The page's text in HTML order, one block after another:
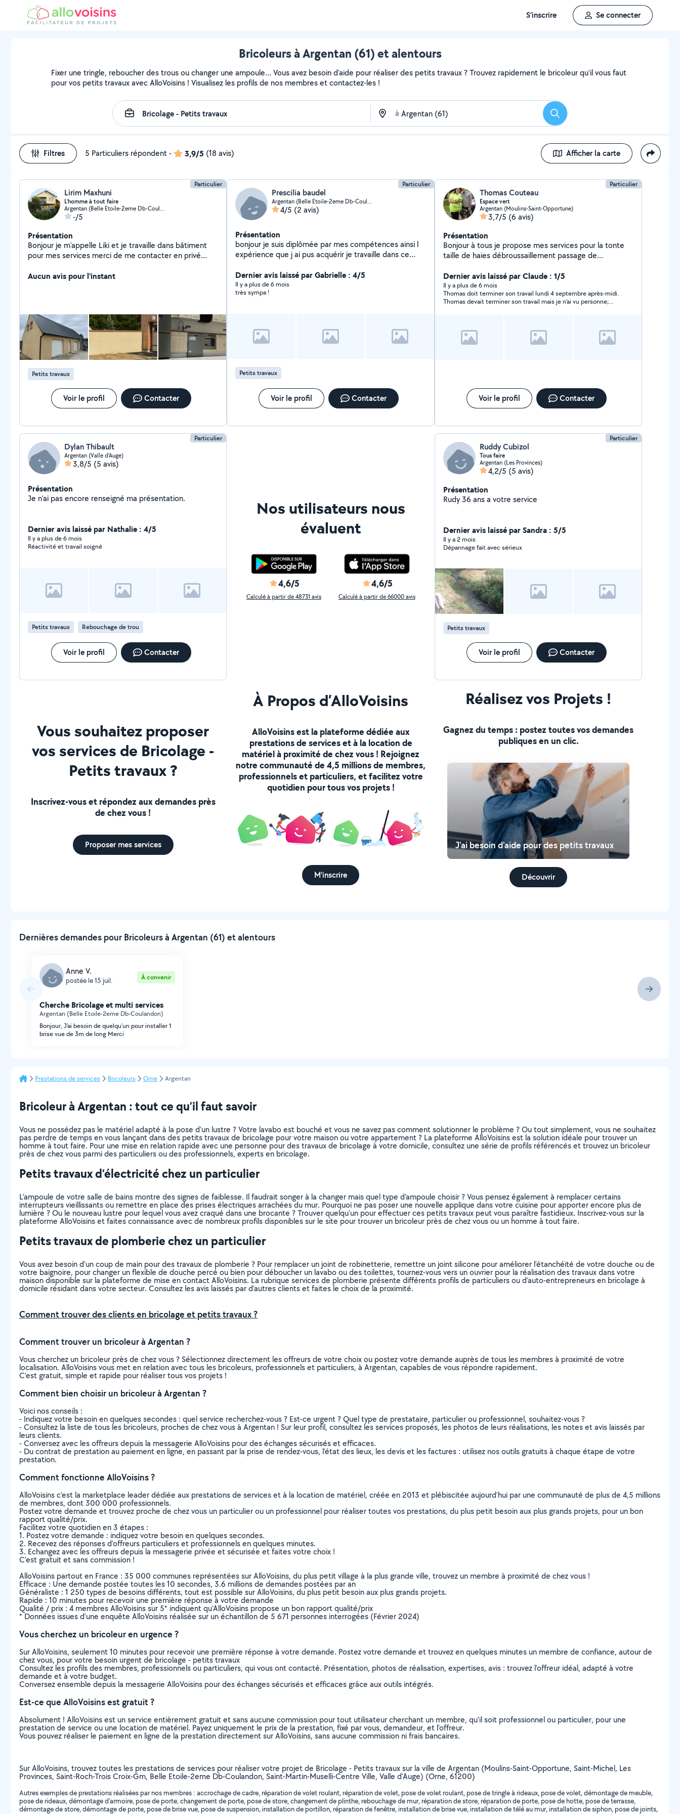
S'inscrire Se connecter
Bricoleurs à Argentan (61) et alentours
Fixer une tringle, reboucher des trous ou changer une ampoule… Vous avez besoin d'aide pour réaliser des petits travaux ? Trouvez rapidement le bricoleur qu'il vous faut
pour vos petits travaux avec AlloVoisins ! Visualisez les profils de nos membres et contactez-les !
à Rechercher
Filtres 5 Particuliers répondent- 3,9/5 (18 avis) Afficher la carte
Particulier
Lirim Maxhuni
L’homme à tout faire
Argentan (Belle Etoile-2eme Db-Coulandon)
-/5
Présentation
Bonjour je m'appelle Liki et je travaille dans bâtiment
pour mes services merci de me contacter en privé
Aucun avis pour l'instant
Petits travaux
Voir le profil Contacter
Particulier
Prescilia baudel
Argentan (Belle Etoile-2eme Db-Coulandon)
4/5 (2 avis)
Présentation
bonjour je suis diplômée par mes compétences ainsi l
expérience que j ai pus acquérir je travaille dans ce
menuiserie également plaquiste je travaille depuis 5
ans dans l entreprise poseur de fenêtre véranda
poseur de porte de garage etc.. je suis perfectionniste
Dernier avis laissé par Gabrielle : 4/5
Il y a plus de 6 mois
très sympa !
Petits travaux
Voir le profil Contacter
Particulier
Thomas Couteau
Espace vert
Argentan (Moulins-Saint-Opportune)
3,7/5 (6 avis)
Présentation
Bonjour à tous je propose mes services pour la tonte
taille de haies débroussaillement passage de
d'information contacter.
Dernier avis laissé par Claude : 1/5
Il y a plus de 6 mois
Thomas doit terminer son travail lundi 4 septembre après-midi.
Thomas devait terminer son travail mais je n'ai vu personne;
Voir le profil Contacter
Particulier
Dylan Thibault
Argentan (Valle d'Auge)
3,8/5 (5 avis)
Présentation
Je n'ai pas encore renseigné ma présentation.
Dernier avis laissé par Nathalie : 4/5
Il y a plus de 6 mois
Réactivité et travail soigné
Petits travaux Rebouchage de trou
Voir le profil Contacter
Nos utilisateurs nous
évaluent
4,6/5
Calculé à partir de 48731 avis
4,6/5
Calculé à partir de 66000 avis
Particulier
Ruddy Cubizol
Tous faire
Argentan (Les Provinces)
4,2/5 (5 avis)
Présentation
Rudy 36 ans a votre service
Dernier avis laissé par Sandra : 5/5
Il y a 2 mois
Dépannage fait avec sérieux
Petits travaux
Voir le profil Contacter
Vous souhaitez proposer
vos services de Bricolage -
Petits travaux ?
Inscrivez-vous et répondez aux demandes près
de chez vous !
Proposer mes services
À Propos d’AlloVoisins
AlloVoisins est la plateforme dédiée aux
prestations de services et à la location de
matériel à proximité de chez vous ! Rejoignez
notre communauté de 4,5 millions de membres,
professionnels et particuliers, et facilitez votre
quotidien pour tous vos projets !
M'inscrire
Réalisez vos Projets !
Gagnez du temps : postez toutes vos demandes
publiques en un clic.
J'ai besoin d'aide pour des petits travaux
Découvrir
Dernières demandes pour Bricoleurs à Argentan (61) et alentours
Anne V.
postée le 15 juil. À convenir
Cherche Bricolage et multi services
Argentan (Belle Etoile-2eme Db-Coulandon)
Bonjour, J'ai besoin de quelqu'un pour installer 1
brise vue de 3m de long Merci
Prestations de services Bricoleurs Orne Argentan
Bricoleur à Argentan : tout ce qu’il faut savoir
Vous ne possédez pas le matériel adapté à la pose d’un lustre ? Votre lavabo est bouché et vous ne savez pas comment solutionner le problème ? Ou tout simplement, vous ne souhaitez
pas perdre de temps en vous lançant dans des petits travaux de bricolage pour votre maison ou votre appartement ? La plateforme AlloVoisins est la solution idéale pour trouver un
homme à tout faire. Pour une mise en relation rapide avec une personne pour des travaux de bricolage à votre domicile, consultez une série de profils référencés et trouvez un bricoleur
près de chez vous parmi des particuliers ou des professionnels, experts en bricolage.
Petits travaux d’électricité chez un particulier
L’ampoule de votre salle de bains montre des signes de faiblesse. Il faudrait songer à la changer mais quel type d’ampoule choisir ? Vous pensez également à remplacer certains
interrupteurs vieillissants ou remettre en place des prises électriques arrachées du mur. Pourquoi ne pas poser une nouvelle applique dans votre cuisine pour apporter encore plus de
lumière ? Ou le nouveau lustre pour lequel vous avez craqué dans une brocante ? Trouver quelqu’un pour effectuer ces petits travaux peut vous paraître fastidieux. Inscrivez-vous sur la
plateforme AlloVoisins et faites connaissance avec de nombreux profils disponibles sur le site pour trouver un bricoleur près de chez vous ou un homme à tout faire.
Petits travaux de plomberie chez un particulier
Vous avez besoin d’un coup de main pour des travaux de plomberie ? Pour remplacer un joint de robinetterie, remettre un joint silicone pour améliorer l’étanchéité de votre douche ou de
votre baignoire, pour changer un flexible de douche percé ou bien pour déboucher un lavabo ou des toilettes, tournez-vous vers un ouvrier pour la réalisation des travaux dans votre
maison disponible sur la plateforme de mise en contact AlloVoisins. La rubrique services de plomberie présente différents profils de particuliers ou d’auto-entrepreneurs en bricolage à
domicile résidant dans votre secteur. Consultez les avis laissés par d’autres clients et faites le choix de la proximité.
Comment trouver des clients en bricolage et petits travaux ?
Comment trouver un bricoleur à Argentan ?
Vous cherchez un bricoleur près de chez vous ? Sélectionnez directement les offreurs de votre choix ou postez votre demande auprès de tous les membres à proximité de votre
localisation. AlloVoisins vous met en relation avec tous les bricoleurs, professionnels et particuliers, à Argentan, capables de vous répondre rapidement.
C’est gratuit, simple et rapide pour réaliser tous vos projets !
Comment bien choisir un bricoleur à Argentan ?
Voici nos conseils :
- Indiquez votre besoin en quelques secondes : quel service recherchez-vous ? Est-ce urgent ? Quel type de prestataire, particulier ou professionnel, souhaitez-vous ?
- Consultez la liste de tous les bricoleurs, proches de chez vous à Argentan ! Sur leur profil, consultez les services proposés, les photos de leurs réalisations, les notes et avis laissés par
leurs clients.
- Conversez avec les offreurs depuis la messagerie AlloVoisins pour des échanges sécurisés et efficaces.
- Du contrat de prestation au paiement en ligne, en passant par la prise de rendez-vous, l’état des lieux, les devis et les factures : utilisez nos outils gratuits à chaque étape de votre
prestation.
Comment fonctionne AlloVoisins ?
AlloVoisins c’est la marketplace leader dédiée aux prestations de services et à la location de matériel, créée en 2013 et plébiscitée aujourd’hui par une communauté de plus de 4,5 millions
de membres, dont 300 000 professionnels.
Postez votre demande et trouvez proche de chez vous un particulier ou un professionnel pour réaliser toutes vos prestations, du plus petit besoin aux plus grands projets, pour un bon
rapport qualité/prix.
Facilitez votre quotidien en 3 étapes :
1. Postez votre demande : indiquez votre besoin en quelques secondes.
2. Recevez des réponses d’offreurs particuliers et professionnels en quelques minutes.
3. Echangez avec les offreurs depuis la messagerie privée et sécurisée et faites votre choix !
C’est gratuit et sans commission !
AlloVoisins partout en France : 35 000 communes représentées sur AlloVoisins, du plus petit village à la plus grande ville, trouvez un membre à proximité de chez vous !
Efficace : Une demande postée toutes les 10 secondes, 3.6 millions de demandes postées par an
Généraliste : 1 250 types de besoins différents, tout est possible sur AlloVoisins, du plus petit besoin aux plus grands projets.
Rapide : 10 minutes pour recevoir une première réponse à votre demande
Qualité / prix : 4 membres AlloVoisins sur 5* indiquent qu’AlloVoisins propose un bon rapport qualité/prix
* Données issues d’une enquête AlloVoisins réalisée sur un échantillon de 5 671 personnes interrogées (Février 2024)
Vous cherchez un bricoleur en urgence ?
Sur AlloVoisins, seulement 10 minutes pour recevoir une première réponse à votre demande. Postez votre demande et trouvez en quelques minutes un membre de confiance, autour de
chez vous, pour votre besoin urgent de bricolage - petits travaux
Consultez les profils des membres, professionnels ou particuliers, qui vous ont contacté. Présentation, photos de réalisation, expertises, avis : trouvez l'offreur idéal, adapté à votre
demande et à votre budget.
Conversez ensemble depuis la messagerie AlloVoisins pour des échanges sécurisés et efficaces grâce aux outils intégrés.
Est-ce que AlloVoisins est gratuit ?
Absolument ! AlloVoisins est un service entièrement gratuit et sans aucune commission pour tout utilisateur cherchant un membre, qu’il soit professionnel ou particulier, pour une
prestation de service ou une location de matériel. Payez uniquement le prix de la prestation, fixé par vous, demandeur, et l’offreur.
Vous pouvez réaliser le paiement en ligne de la prestation directement sur AlloVoisins, sans aucune commission ni frais bancaires.
Sur AlloVoisins, trouvez toutes les prestations de services pour réaliser votre projet de Bricolage - Petits travaux sur la ville de Argentan (Moulins-Saint-Opportune, Saint-Michel, Les
Provinces, Saint-Roch-Trois Croix-Gm, Belle Etoile-2eme Db-Coulandon, Saint-Martin-Muselli-Centre Ville, Valle d'Auge) (Orne, 61200)
Autres exemples de prestations réalisées par nos membres : accrochage de cadre, réparation de volet roulant, réparation de volet, pose de volet roulant, pose de tringle à rideaux, pose de volet, démontage de meuble,
pose de rideaux, démontage d'armoire, pose de porte, changement de porte, pose de store, changement de plinthe, rebouchage de mur, réparation de store, réparation de porte, pose de hotte, pose de terrasse,
démontage de store, démontage de porte, pose de brise vue, pose de suspension, installation de portillon, réparation de fenêtre, installation de brise vue, installation de télé au mur, installation de siphon, pose de joints,